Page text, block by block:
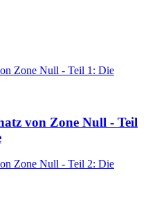
von Zone Null - Teil